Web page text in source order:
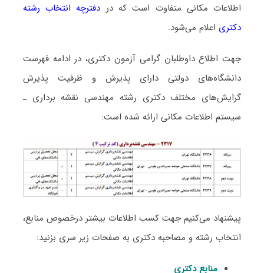
اﻃﻼﻋﺎت مکانی متفاوت است که در دفترچه انتخاب رشته
دکتری اعلام می‌شود.
جهت اطلاع داوطلبان گرامی آزمون دکتری، در ادامه فهرست
دانشگاه‌های دولتی دارای پذیرش و ظرفیت پذیرش
گرایش‌های مختلف دکتری رشته مهندسی نقشه برداری ـ
ﺳﻴﺴﺘﻢ اﻃﻼﻋﺎت مکانی ارائه شده است:
پیشنهاد می‌کنیم جهت کسب اطلاعات بیشتر درخصوص منابع،
انتخاب رشته و مصاحبه دکتری به صفحات زیر سری بزنید:
منابع دکتری